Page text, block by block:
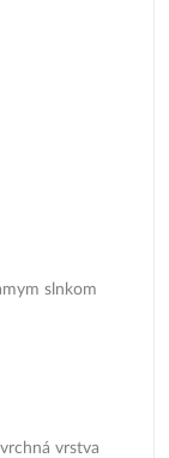
slnkom
vrstva